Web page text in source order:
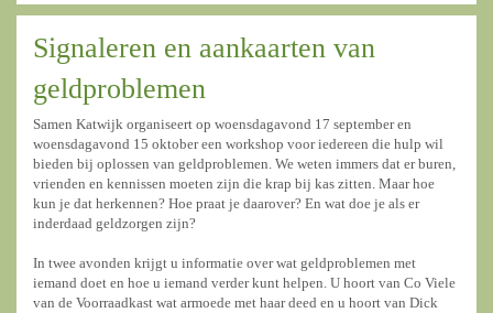
Signaleren en aankaarten van
geldproblemen
Samen Katwijk organiseert op woensdagavond 17 september en
woensdagavond 15 oktober een workshop voor iedereen die hulp wil
bieden bij oplossen van geldproblemen. We weten immers dat er buren,
vrienden en kennissen moeten zijn die krap bij kas zitten. Maar hoe
kun je dat herkennen? Hoe praat je daarover? En wat doe je als er
inderdaad geldzorgen zijn?
In twee avonden krijgt u informatie over wat geldproblemen met
iemand doet en hoe u iemand verder kunt helpen. U hoort van Co Viele
van de Voorraadkast wat armoede met haar deed en u hoort van Dick